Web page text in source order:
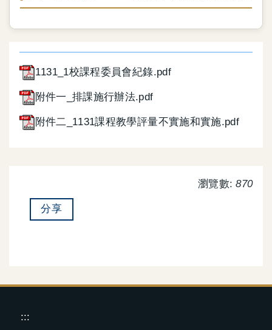
1131_1校課程委員會紀錄.pdf
附件一_排課施行辦法.pdf
附件二_1131課程教學評量不實施和實施.pdf
瀏覽數: 870
分享
:::